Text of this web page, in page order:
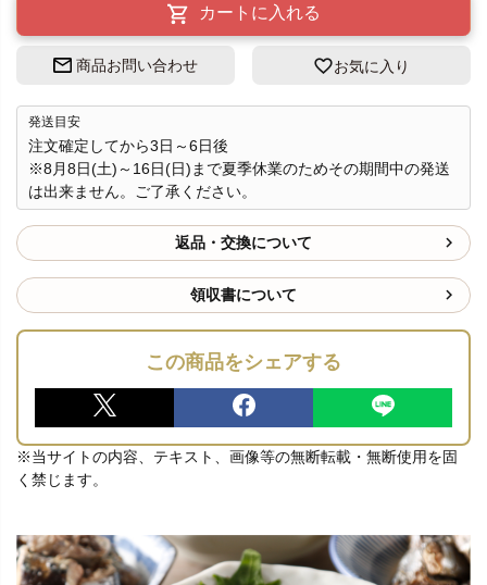
カートに入れる
商品お問い合わせ お気に入り
発送目安
注文確定してから3日～6日後
※8月8日(土)～16日(日)まで夏季休業のためその期間中の発送
は出来ません。ご了承ください。
返品・交換について
領収書について
この商品をシェアする
※当サイトの内容、テキスト、画像等の無断転載・無断使用を固
く禁じます。